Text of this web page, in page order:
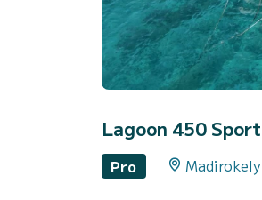
Lagoon 450
Pro